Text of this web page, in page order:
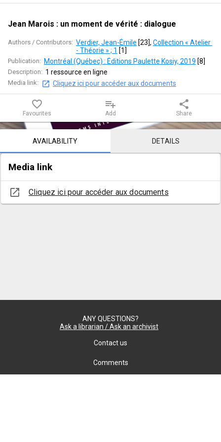
de
vérité
dialogue
Jean Marois : un moment de vérité : dialogue
Authors / Contributors: Verdier, Jean-Émile [23], Collection « Atelier
- Théorie » ; 1 [1 ]
Publication: Montréal (Québec) : Éditions Paulette Kosiy, 2019 [8]
Description: 1 ressource en ligne
Media link: Cliquez ici pour accéder aux documents
favorite_border
Favourites
playlist_add
Add
share
Share
Notice content
AVAILABILITY DETAILS
Media link
open_in_new Cliquez ici pour accéder aux documents
ANY QUESTIONS?
Ask a librarian / Ask an archivist
Contact us
Comments